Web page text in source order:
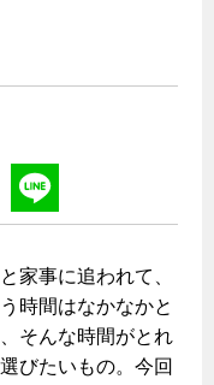
ジョーズ
お知らせ
ショールーム
家事に追われて、
時間はなかなかと
そんな時間がとれ
びたいもの。今回